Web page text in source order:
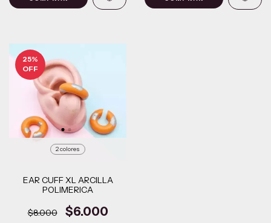
25%
OFF
2 colores
EAR CUFF XL ARCILLA
POLIMERICA
$8.000 $6.000